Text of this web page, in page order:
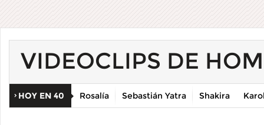
VIDEOCLIPS DE
HOY EN 40 Rosalía Sebastián Yatra Shakira